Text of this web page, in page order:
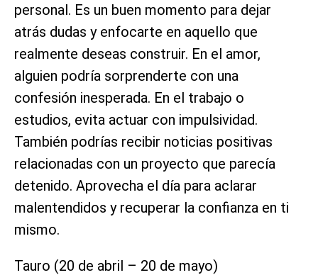
personal. Es un buen momento para dejar
atrás dudas y enfocarte en aquello que
realmente deseas construir. En el amor,
alguien podría sorprenderte con una
confesión inesperada. En el trabajo o
estudios, evita actuar con impulsividad.
También podrías recibir noticias positivas
relacionadas con un proyecto que parecía
detenido. Aprovecha el día para aclarar
malentendidos y recuperar la confianza en ti
mismo.
Tauro (20 de abril – 20 de mayo)